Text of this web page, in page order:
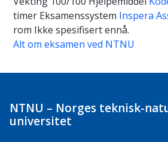
timer Eksamenssystem Inspera
rom Ikke spesifisert ennå.
Alt om eksamen ved NTNU
NTNU – Norges teknisk-
universitet